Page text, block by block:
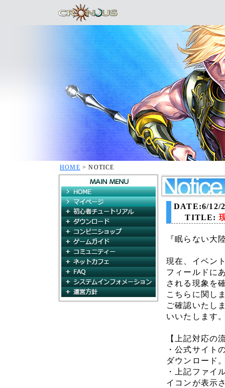
HOME > NOTICE
HOME
マイページ
初心者チュートリアル
ダウンロード
ゲームガイド
ネットカフェ
FAQ
システムインフォメー
運営方針
DATE:6/12/
TITLE:
『眠らない大
現在、イベン
フィールドに
される現象を
こちらに関し
ご確認いたし
いいたします
【上記対応の
・公式サイト
ダウンロード
・上記ファイ
イコンが表示